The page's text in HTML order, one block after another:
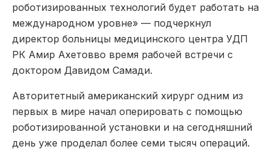
роботизированных технологий будет работать на
международном уровне» — подчеркнул
директор больницы медицинского центра УДП
РК Амир Ахетовво время рабочей встречи с
доктором Давидом Самади.
Авторитетный американский хирург одним из
первых в мире начал оперировать с помощью
роботизированной установки и на сегодняшний
день уже проделал более семи тысяч операций.